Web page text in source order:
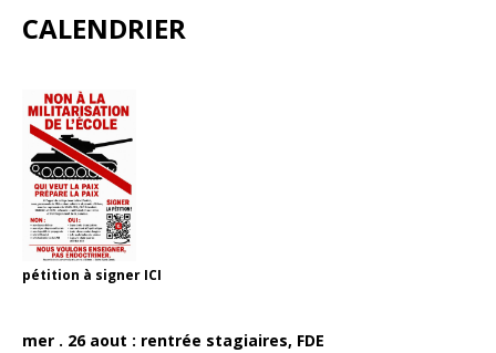
CALENDRIER
pétition à signer ICI
mer . 26 aout : rentrée stagiaires, FDE